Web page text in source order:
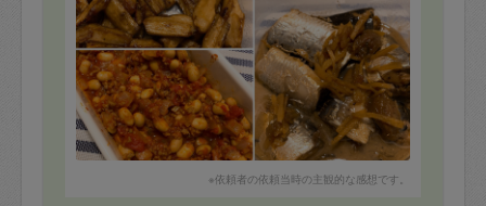
※依頼者の依頼当時の主観的な感想です。